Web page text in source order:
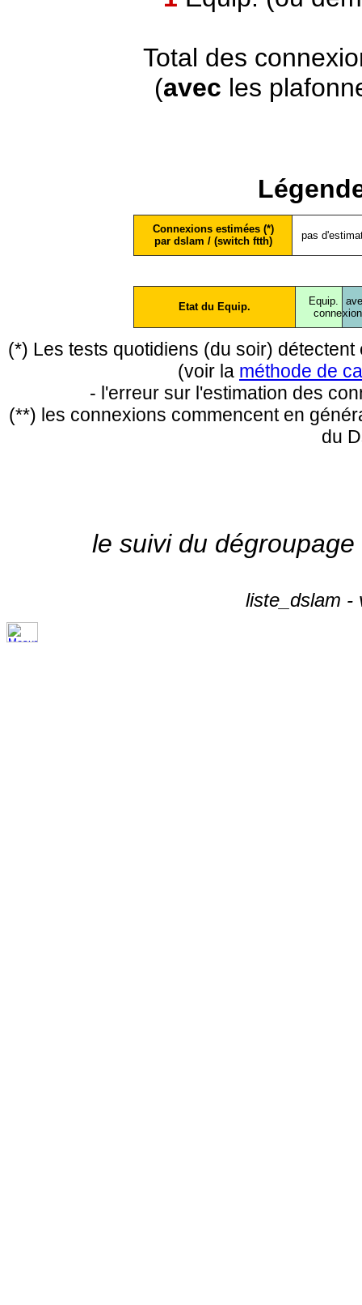
Total des
(avec les
Connexions estimées (*)
par dslam / (switch ftth)
pas
Etat du Equip.
Equip.
conne
(*) Les tests quotidiens (du soir)
(voir la méthode de
- l'erreur sur l'estimation des
(**) les connexions commencent en
du
le suivi du
liste_dslam -